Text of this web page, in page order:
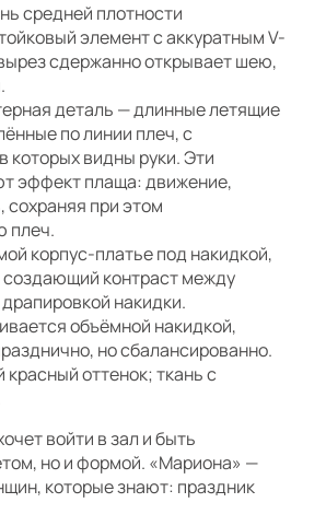
средней плотности
элемент с аккуратным V-
сдержанно открывает шею,
деталь — длинные летящие
по линии плеч, с
которых видны руки. Эти
эффект плаща: движение,
сохраняя при этом
плеч.
корпус-платье под накидкой,
контраст между
накидки.
объёмной накидкой,
но сбалансированно.
оттенок; ткань с
войти в зал и быть
но и формой. «Мариона» —
которые знают: праздник